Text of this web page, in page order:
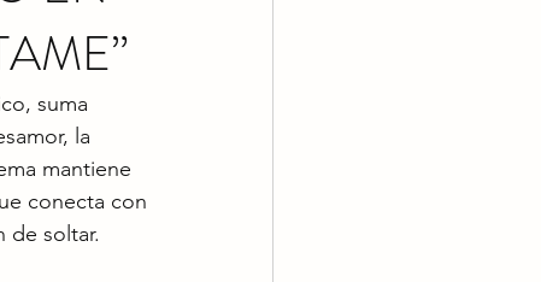
suma
la
mantiene
conecta con
de soltar.